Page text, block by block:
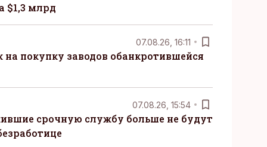
$1,3 млрд
07.08.26, 16:11
на покупку заводов обанкротившейся
07.08.26, 15:54
срочную службу больше не будут